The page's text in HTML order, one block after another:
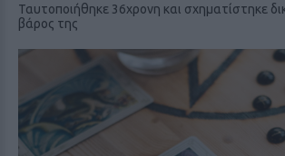
Ταυτοποιήθηκε 36χρονη και σχηματίστηκε
βάρος της